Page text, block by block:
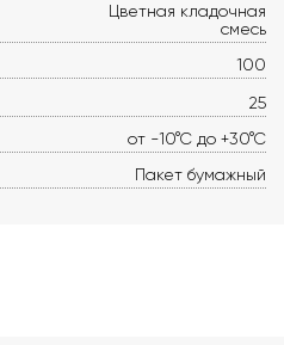
Цветная кладочная
смесь
100
25
от -10°С до +30°С
Пакет бумажный